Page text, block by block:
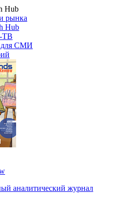
Hub
рынка
Hub
ТВ
для СМИ
аналитический журнал